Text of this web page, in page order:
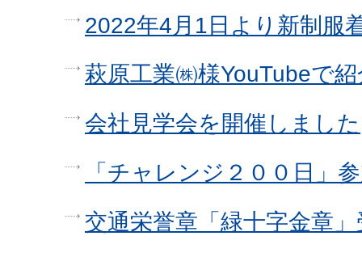
2022年4月1日より新制服
萩原工業㈱様YouTubeで
会社見学会を開催しました
「チャレンジ２００日」
交通栄誉章「緑十字金章